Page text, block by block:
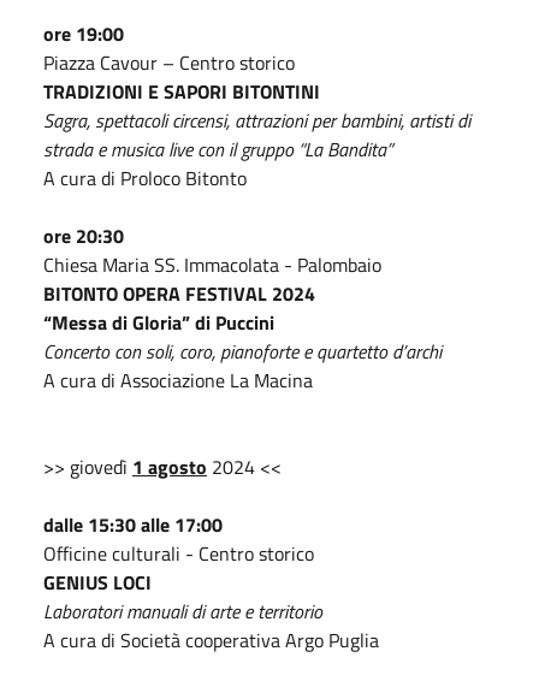
ore 19:00
Piazza Cavour – Centro storico
TRADIZIONI E SAPORI BITONTINI
Sagra, spettacoli circensi, attrazioni per bambini, artisti di
strada e musica live con il gruppo “La Bandita”
A cura di Proloco Bitonto
ore 20:30
Chiesa Maria SS. Immacolata - Palombaio
BITONTO OPERA FESTIVAL 2024
“Messa di Gloria” di Puccini
Concerto con soli, coro, pianoforte e quartetto d’archi
A cura di Associazione La Macina
>> giovedì 1 agosto 2024 <<
dalle 15:30 alle 17:00
Officine culturali - Centro storico
GENIUS LOCI
Laboratori manuali di arte e territorio
A cura di Società cooperativa Argo Puglia